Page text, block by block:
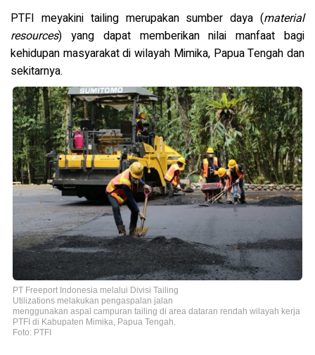
PTFI meyakini tailing merupakan sumber daya (material
resources) yang dapat memberikan nilai manfaat bagi
kehidupan masyarakat di wilayah Mimika, Papua Tengah dan
sekitarnya.
PT Freeport Indonesia melalui Divisi Tailing
Utilizations melakukan pengaspalan jalan
menggunakan aspal campuran tailing di area dataran rendah wilayah kerja
PTFI di Kabupaten Mimika, Papua Tengah.
Foto: PTFI